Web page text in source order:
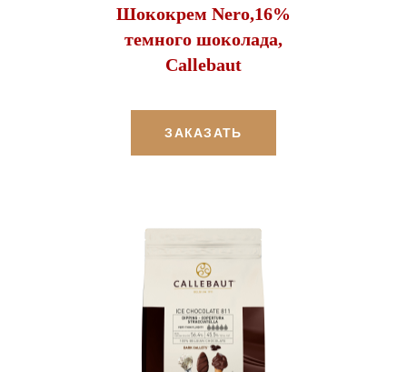
Шококрем Nero,16%
темного шоколада,
Callebaut
ЗАКАЗАТЬ